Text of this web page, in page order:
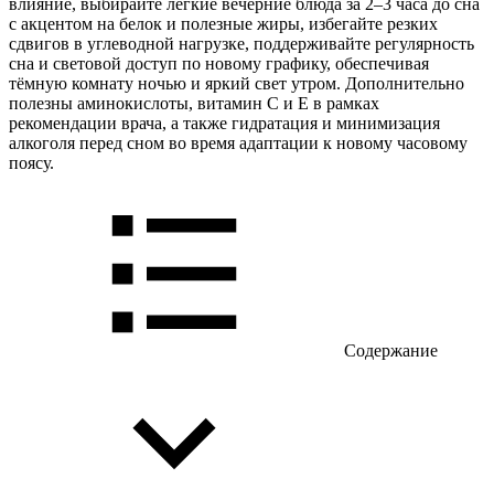
влияние, выбирайте легкие вечерние блюда за 2–3 часа до сна
с акцентом на белок и полезные жиры, избегайте резких
сдвигов в углеводной нагрузке, поддерживайте регулярность
сна и световой доступ по новому графику, обеспечивая
тёмную комнату ночью и яркий свет утром. Дополнительно
полезны аминокислоты, витамин C и E в рамках
рекомендации врача, а также гидратация и минимизация
алкоголя перед сном во время адаптации к новому часовому
поясу.
Содержание